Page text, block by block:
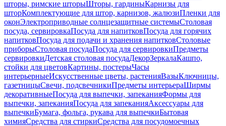
шторы, римские шторыШторы, гардиныКарнизы для
шторКомплектующие для штор, карнизов, жалюзиПленки для
оконЭлектроприводные солнцезащитные системыСтоловая
посуда, сервировкаПосуда для напитковПосуда для горячих
напитковПосуда для подачи и хранения напитковСтоловые
приборыСтоловая посудаПосуда для сервировкиПредметы
сервировкиДетская столовая посудаДекорЗеркалаКашпо,
стойки для цветовКартины, постерыЧасы
интерьерныеИскусственные цветы, растенияВазыКлючницы,
газетницыСвечи, подсвечникиПредметы интерьераШирмы
декоративныеПосуда для выпечки, запеканияФормы для
выпечки, запеканияПосуда для запеканияАксессуары для
выпечкиБумага, фольга, рукава для выпечкиБытовая
химияСредства для стиркиСредства для посудомоечных